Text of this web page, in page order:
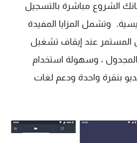
الشروع مباشرة بالتسجيل
وتشمل المزايا المفيدة
المستمر عند إيقاف تشغيل
، وسهولة استخدام
بنقرة واحدة ودعم لغات